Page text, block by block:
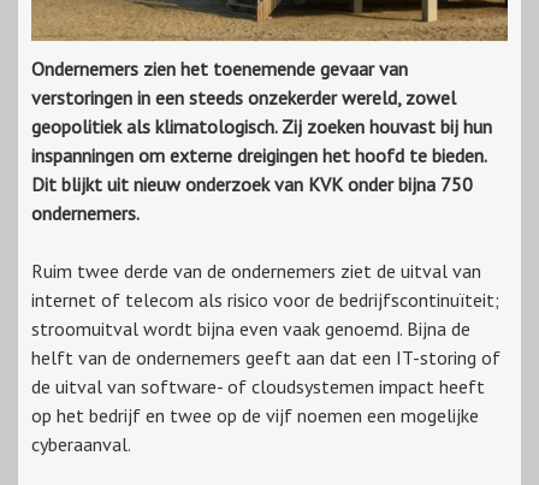
Ondernemers zien het toenemende gevaar van
verstoringen in een steeds onzekerder wereld, zowel
geopolitiek als klimatologisch. Zij zoeken houvast bij hun
inspanningen om externe dreigingen het hoofd te bieden.
Dit blijkt uit nieuw onderzoek van KVK onder bijna 750
ondernemers.
Ruim twee derde van de ondernemers ziet de uitval van
internet of telecom als risico voor de bedrijfscontinuïteit;
stroomuitval wordt bijna even vaak genoemd. Bijna de
helft van de ondernemers geeft aan dat een IT-storing of
de uitval van software- of cloudsystemen impact heeft
op het bedrijf en twee op de vijf noemen een mogelijke
cyberaanval.